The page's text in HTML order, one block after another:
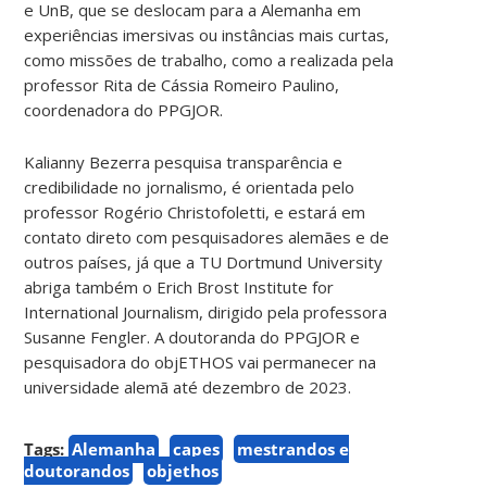
e UnB, que se deslocam para a Alemanha em
experiências imersivas ou instâncias mais curtas,
como missões de trabalho, como a realizada pela
professor Rita de Cássia Romeiro Paulino,
coordenadora do PPGJOR.
Kalianny Bezerra pesquisa transparência e
credibilidade no jornalismo, é orientada pelo
professor Rogério Christofoletti, e estará em
contato direto com pesquisadores alemães e de
outros países, já que a TU Dortmund University
abriga também o Erich Brost Institute for
International Journalism, dirigido pela professora
Susanne Fengler. A doutoranda do PPGJOR e
pesquisadora do objETHOS vai permanecer na
universidade alemã até dezembro de 2023.
Tags: Alemanha capes
mestrandos e
doutorandos
objethos